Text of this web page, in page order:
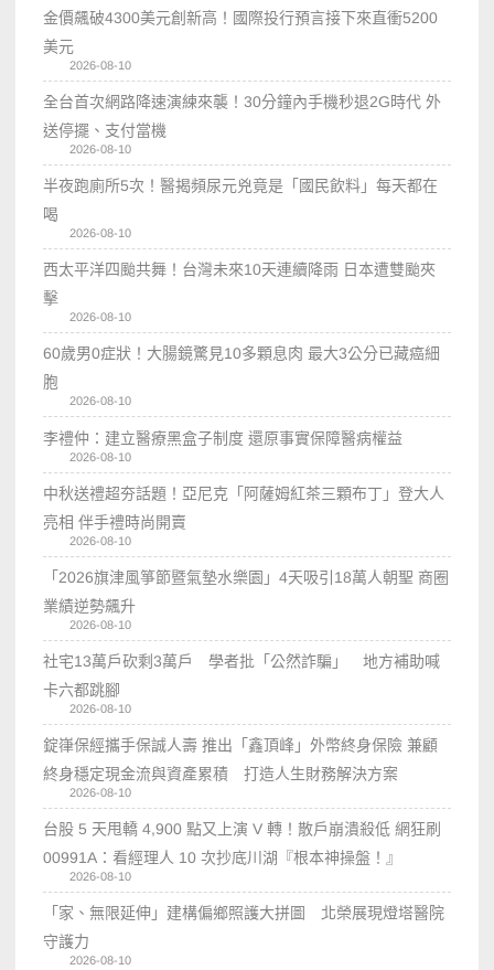
金價飆破4300美元創新高！國際投行預言接下來直衝5200
美元
2026-08-10
全台首次網路降速演練來襲！30分鐘內手機秒退2G時代 外
送停擺、支付當機
2026-08-10
半夜跑廁所5次！醫揭頻尿元兇竟是「國民飲料」每天都在
喝
2026-08-10
西太平洋四颱共舞！台灣未來10天連續降雨 日本遭雙颱夾
擊
2026-08-10
60歲男0症狀！大腸鏡驚見10多顆息肉 最大3公分已藏癌細
胞
2026-08-10
李禮仲：建立醫療黑盒子制度 還原事實保障醫病權益
2026-08-10
中秋送禮超夯話題！亞尼克「阿薩姆紅茶三顆布丁」登大人
亮相 伴手禮時尚開賣
2026-08-10
「2026旗津風箏節暨氣墊水樂園」4天吸引18萬人朝聖 商圈
業績逆勢飆升
2026-08-10
社宅13萬戶砍剩3萬戶 學者批「公然詐騙」 地方補助喊
卡六都跳腳
2026-08-10
錠嵂保經攜手保誠人壽 推出「鑫頂峰」外幣終身保險 兼顧
終身穩定現金流與資產累積 打造人生財務解決方案
2026-08-10
台股 5 天甩轎 4,900 點又上演 V 轉！散戶崩潰殺低 網狂刷
00991A：看經理人 10 次抄底川湖『根本神操盤！』
2026-08-10
「家、無限延伸」建構偏鄉照護大拼圖 北榮展現燈塔醫院
守護力
2026-08-10